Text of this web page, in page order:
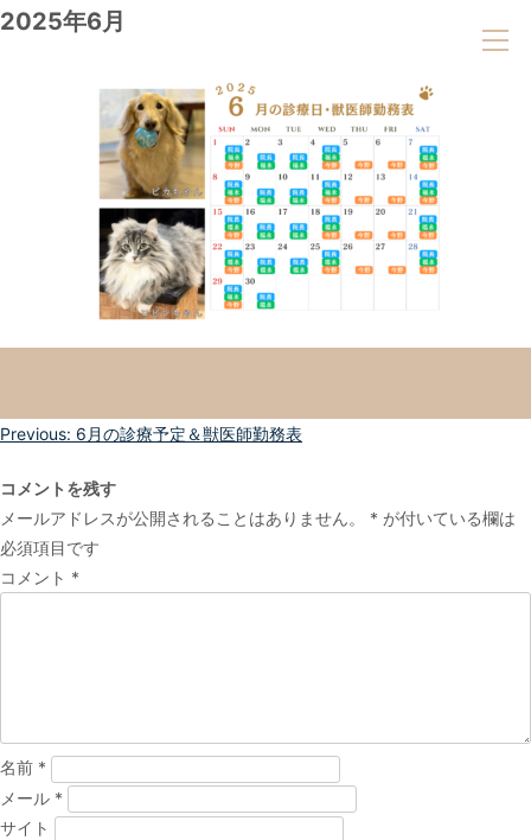
2025年6月
投
ナ
ビ
ゲ
ー
Previous: 6月の診療予定＆獣医師勤務表
コメントを残す
メールアドレスが公開されることはありません。
* が付いている欄は
必須項目です
コメント *
名前 *
メール *
サイト